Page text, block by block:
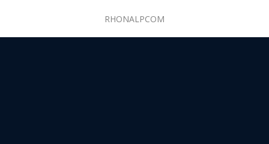
RHONALPCOM